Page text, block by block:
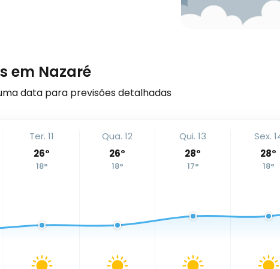
em Nazaré
data para previsões detalhadas
Ter. 11
26°
18°
Qua. 12
26°
18°
Qui. 13
28°
17°
Sex.
28°
18°